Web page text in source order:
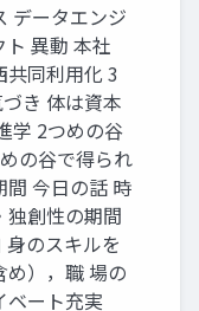
データエンジ
異動 本社
同利用化 3
き 体は資本
学 2つめの谷
の谷で得られ
間 今日の話 時
独創性の期間
のスキルを
め），職 場の
ベート充実